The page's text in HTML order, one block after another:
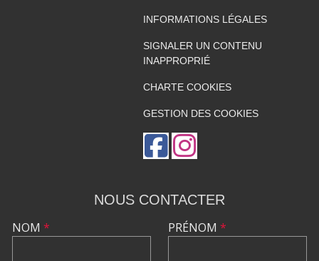
INFORMATIONS LÉGALES
SIGNALER UN CONTENU
INAPPROPRIÉ
CHARTE COOKIES
GESTION DES COOKIES
NOUS CONTACTER
NOM * PRÉNOM *